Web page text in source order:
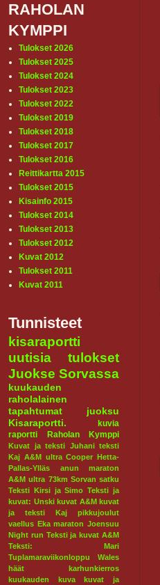
RAHOLAN
KYMPPI
Tulokset 2026
Tulokset 2025
Tulokset 2024
Tulokset 2023
Tulokset 2022
Tulokset 2019
Tulokset 2018
Tulokset 2017
Tulokset 2016
Reittikartta 2015
Tulokset 2015
Kisainfo 2015
Tulokset 2014
Tulokset 2013
Tulokset 2012
Kuvat 2012
Tulokset 2011
Kuvat 2011
Tunnisteet
kisaraportti
uutisia
tulokset
Juokse Sorvassa
kuukauden
raholalainen
tapahtumat
juoksu
Kisaraportti.
kuvia
raportti
Raholan Kymppi
Kuvat ja teksti Juhani teksti
Kaj A&M ultra Cooper Hetta-
Pallas-Ylläs
anun maraton
A&M ultra 73km Sorvan satku
Teksti Kirsi ja Simo Teksti ja
kuvat: Unski kuvat A&M kuvat
ja teksti Kaj
pikkujoulut
vaellus Eka maraton Joensuu
Night run Teksti ja kuvat A&M
Teksti: Mari
Tuplamaraviikonloppu
Wales
häät
karhunkierros
kuukauden kuva
kuvat ja